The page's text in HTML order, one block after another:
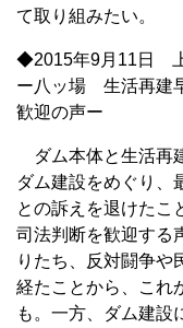
て取り組みたい。
◆2015年9月11日
ー八ッ場 生活再
歓迎の声ー
ダム本体と生活再
ダム建設をめぐり、
との訴えを退けたこ
司法判断を歓迎する
りたち、反対闘争や
経たことから、これ
も。一方、ダム建設